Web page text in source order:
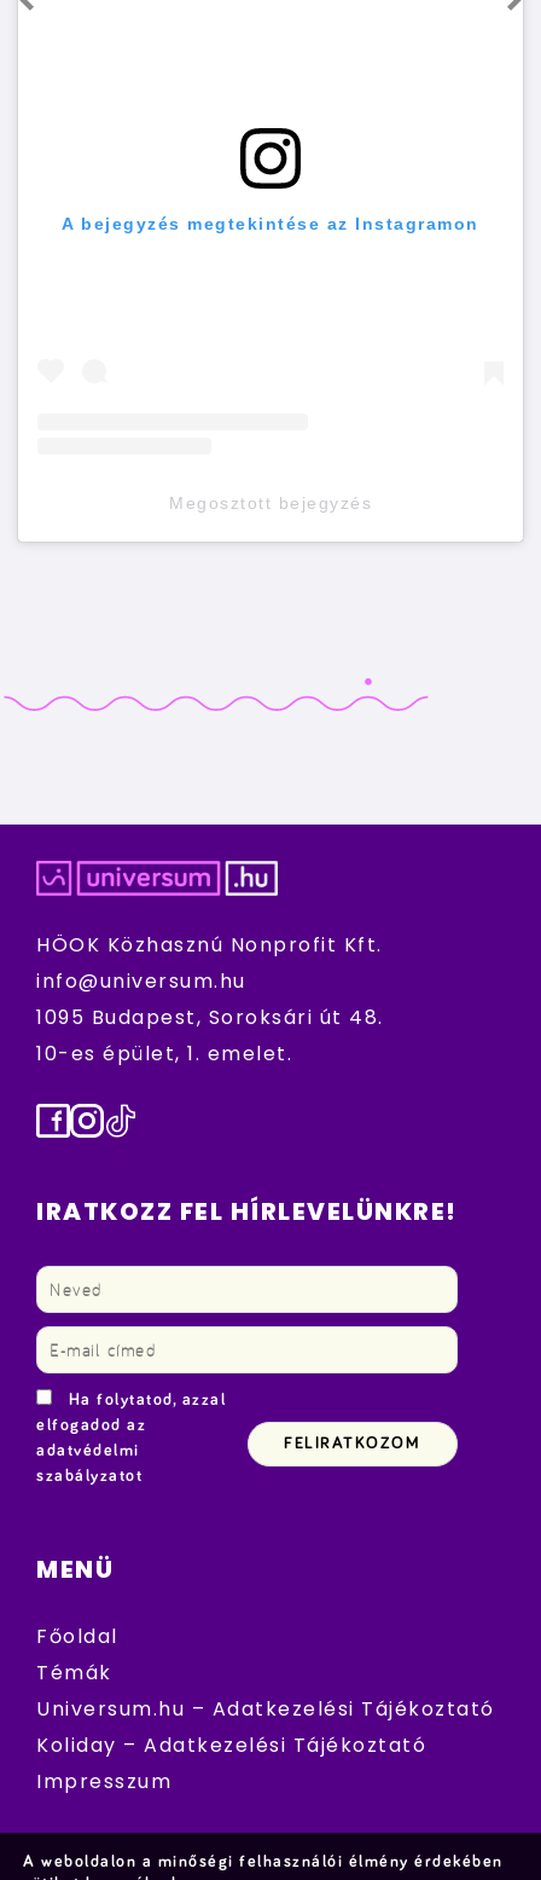
A bejegyzés megtekintése az Instagramon
Megosztott bejegyzés
HÖOK Közhasznú Nonprofit Kft.
info@universum.hu
1095 Budapest, Soroksári út 48.
10-es épület, 1. emelet.
Facebook
Instagram
TikTok
IRATKOZZ FEL HÍRLEVELÜNKRE!
Ha folytatod, azzal
elfogadod az
adatvédelmi
szabályzatot
MENÜ
Főoldal
Témák
Universum.hu – Adatkezelési Tájékoztató
Koliday – Adatkezelési Tájékoztató
Impresszum
A weboldalon a minőségi felhasználói élmény érdekében